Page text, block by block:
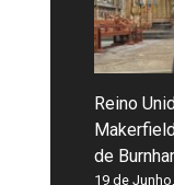
Reino
de
19 de